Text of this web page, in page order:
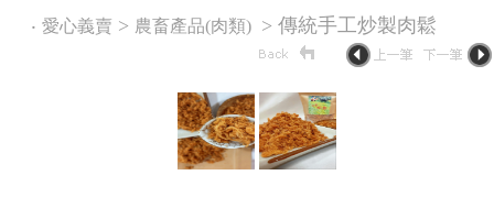
‧ 愛心義賣 > 農畜產品(肉類) > 傳統手工炒製肉鬆